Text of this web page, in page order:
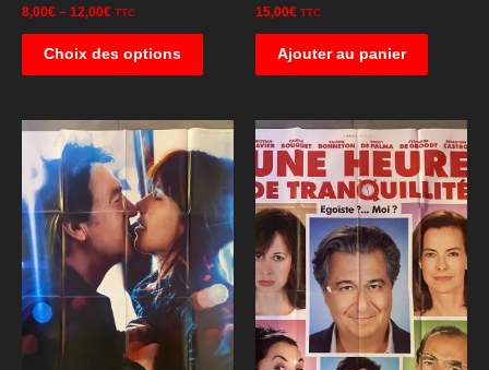
8,00€ – 12,00€ TTC
Choix des options
15,00€ TTC
Ajouter au panier